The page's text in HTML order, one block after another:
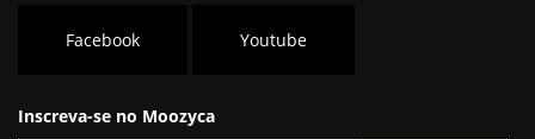
Facebook Youtube
Inscreva-se no Moozyca